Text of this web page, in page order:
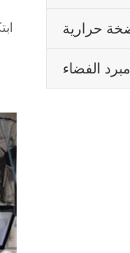
حرارية
مبرد الفضاء